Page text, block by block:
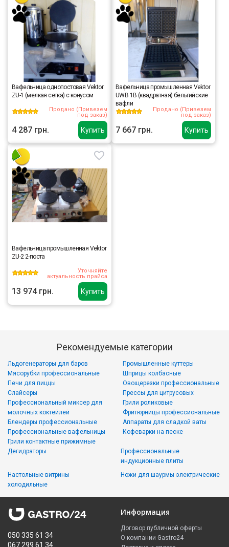
Купить
Вафельница однопостовая Vektor
ZU-1 (мелкая сетка) с конусом
Продано (Привезем
под заказ)
4 287 грн. Купить
Вафельница промышленная Vektor
UWB 1B (квадратная) бельгийские
вафли
Продано (Привезем
под заказ)
7 667 грн.
Купить
Вафельница промышленная Vektor
ZU-2 2-поста
Уточняйте
актуальность прайса
13 974 грн.
Рекомендуемые категории
Льдогенераторы для баров
Мясорубки профессиональные
Печи для пиццы
Слайсеры
Промышленные куттеры
Шприцы колбасные
Овощерезки профессиональные
Прессы для цитрусовых
Профессиональный миксер для
молочных коктейлей
Блендеры профессиональные
Профессиональные вафельницы
Грили контактные прижимные
Грили роликовые
Фритюрницы профессиональные
Аппараты для сладкой ваты
Кофеварки на песке
Дегидраторы
Настольные витрины
холодильные
Профессиональные
индукционные плиты
Ножи для шаурмы электрические
050 335 61 34
067 299 61 34
Информация
Договор публичной оферты
О компании Gastro24